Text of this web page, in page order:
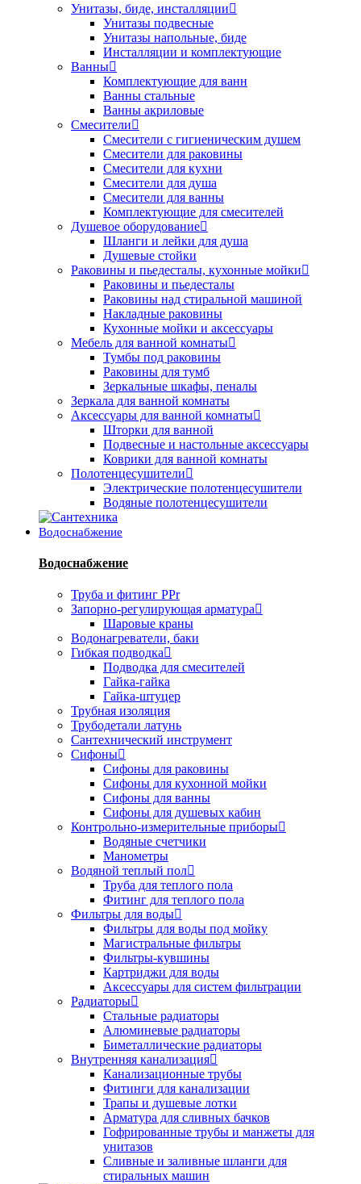
Унитазы, биде, инсталляции
Унитазы подвесные
Унитазы напольные, биде
Инсталляции и комплектующие
Ванны
Комплектующие для ванн
Ванны стальные
Ванны акриловые
Смесители
Смесители с гигиеническим душем
Смесители для раковины
Смесители для кухни
Смесители для душа
Смесители для ванны
Комплектующие для смесителей
Душевое оборудование
Шланги и лейки для душа
Душевые стойки
Раковины и пьедесталы, кухонные мойки
Раковины и пьедесталы
Раковины над стиральной машиной
Накладные раковины
Кухонные мойки и аксессуары
Мебель для ванной комнаты
Тумбы под раковины
Раковины для тумб
Зеркальные шкафы, пеналы
Зеркала для ванной комнаты
Аксессуары для ванной комнаты
Шторки для ванной
Подвесные и настольные аксессуары
Коврики для ванной комнаты
Полотенцесушители
Электрические полотенцесушители
Водяные полотенцесушители
Водоснабжение
Водоснабжение
Труба и фитинг PPr
Запорно-регулирующая арматура
Шаровые краны
Водонагреватели, баки
Гибкая подводка
Подводка для смесителей
Гайка-гайка
Гайка-штуцер
Трубная изоляция
Трубодетали латунь
Сантехнический инструмент
Сифоны
Сифоны для раковины
Сифоны для кухонной мойки
Сифоны для ванны
Сифоны для душевых кабин
Контрольно-измерительные приборы
Водяные счетчики
Манометры
Водяной теплый пол
Труба для теплого пола
Фитинг для теплого пола
Фильтры для воды
Фильтры для воды под мойку
Магистральные фильтры
Фильтры-кувшины
Картриджи для воды
Аксессуары для систем фильтрации
Радиаторы
Стальные радиаторы
Алюминевые радиаторы
Биметаллические радиаторы
Внутренняя канализация
Канализационные трубы
Фитинги для канализации
Трапы и душевые лотки
Арматура для сливных бачков
Гофрированные трубы и манжеты для
унитазов
Сливные и заливные шланги для
стиральных машин